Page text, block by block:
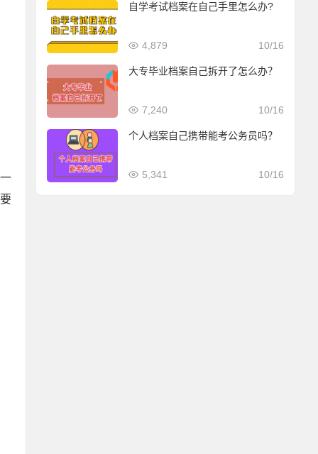
自学考试档案在自己手里怎么办?
10/16
4,879
大专毕业档案自己拆开了怎么办？
10/16
7,240
个人档案自己携带能考公务员吗？
10/16
5,341